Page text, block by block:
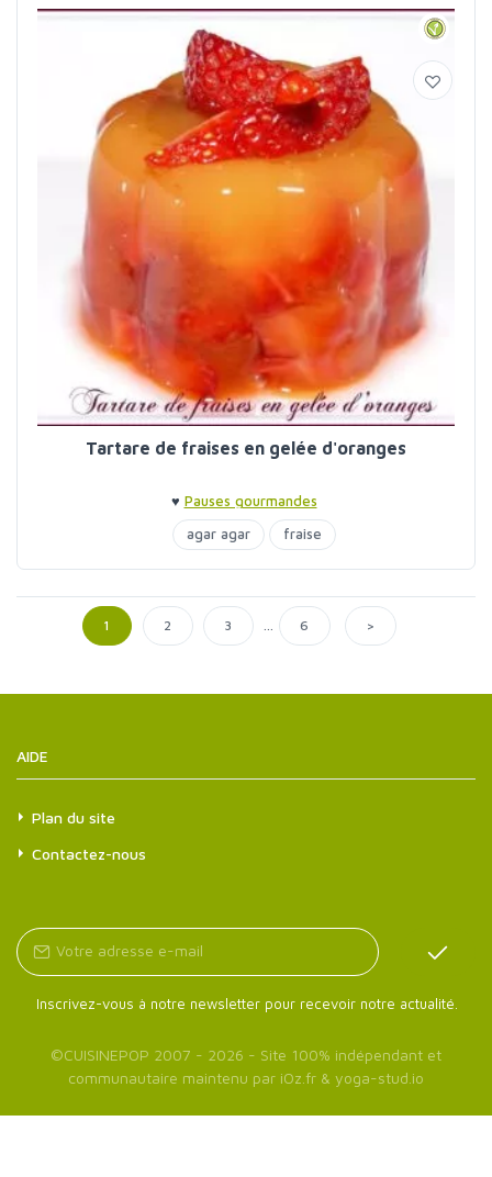
Tartare de fraises en gelée d'oranges
♥ Pauses gourmandes
agar agar
fraise
1 2 3 ... 6 >
AIDE
Plan du site
Contactez-nous
Inscrivez-vous à notre newsletter pour recevoir notre actualité.
©CUISINEPOP 2007 - 2026 - Site 100% indépendant et
communautaire maintenu par iOz.fr & yoga-stud.io